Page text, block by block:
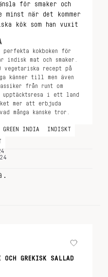
att glittra i deras
du här.
för smaker och
minst när det kommer
kök som han vuxit
perfekta kokboken för
indisk mat och smaker.
vegetariska recept på
känner till men även
från runt om
upptäcktsresa i ett land
mer att erbjuda
många kanske tror.
GREEN INDIA INDISKT
GREKISK SALLAD